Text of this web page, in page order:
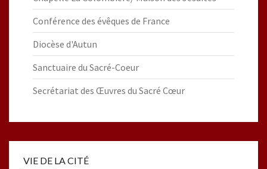
Conférence des évêques de France
Diocèse d'Autun
Sanctuaire du Sacré-Coeur
Secrétariat des Œuvres du Sacré Cœur
VIE DE LA CITÉ